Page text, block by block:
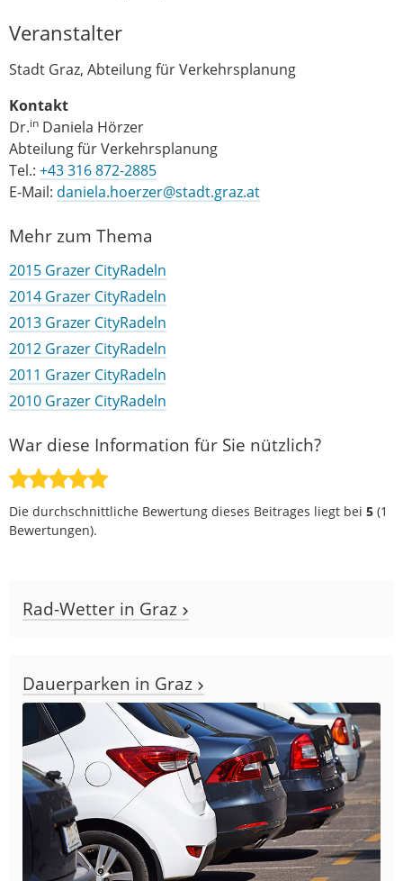
Veranstalter
Stadt Graz, Abteilung für Verkehrsplanung
Kontakt
Dr.in Daniela Hörzer
Abteilung für Verkehrsplanung
Tel.: +43 316 872-2885
E-Mail: daniela.hoerzer@stadt.graz.at
Mehr zum Thema
2015 Grazer CityRadeln
2014 Grazer CityRadeln
2013 Grazer CityRadeln
2012 Grazer CityRadeln
2011 Grazer CityRadeln
2010 Grazer CityRadeln
War diese Information für Sie nützlich?
Die durchschnittliche Bewertung dieses Beitrages liegt bei 5 (1
Bewertungen).
Rad-Wetter in Graz
Dauerparken in Graz